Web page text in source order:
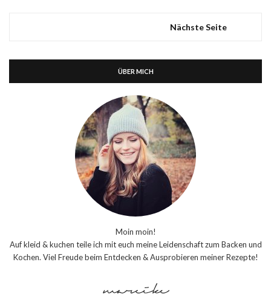
Nächste Seite
ÜBER MICH
Moin moin!
Auf kleid & kuchen teile ich mit euch meine Leidenschaft zum Backen und
Kochen. Viel Freude beim Entdecken & Ausprobieren meiner Rezepte!